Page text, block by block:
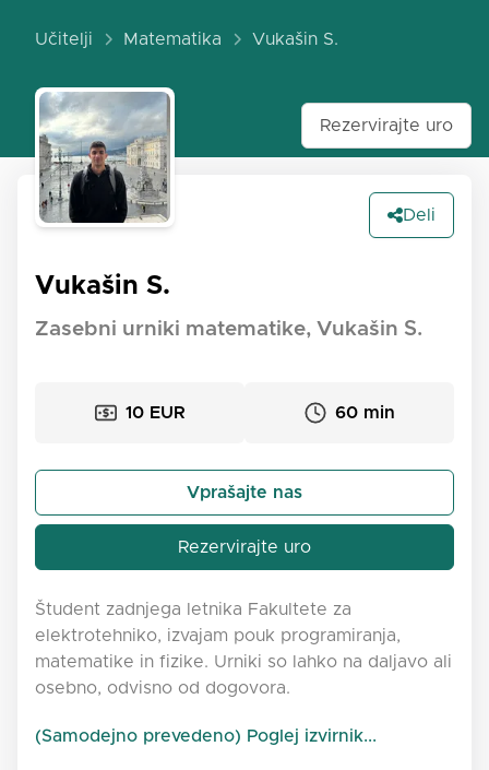
Učitelji Matematika Vukašin S.
Rezervirajte uro
Deli
Vukašin S.
Zasebni urniki matematike, Vukašin S.
10 EUR 60 min
Vprašajte nas
Rezervirajte uro
Študent zadnjega letnika Fakultete za
elektrotehniko, izvajam pouk programiranja,
matematike in fizike. Urniki so lahko na daljavo ali
osebno, odvisno od dogovora.
(Samodejno prevedeno) Poglej izvirnik...